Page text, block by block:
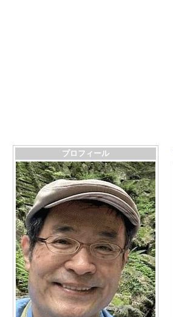
プロフィール